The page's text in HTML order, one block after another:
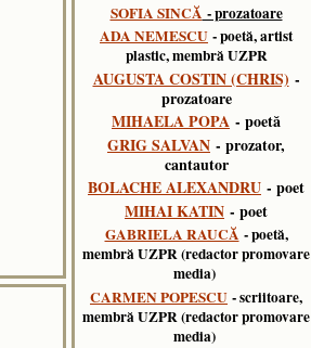
SOFIA SINCĂ - prozatoare
ADA NEMESCU - poetă, artist
plastic, membră UZPR
AUGUSTA COSTIN (CHRIS) -
prozatoare
MIHAELA POPA - poetă
GRIG SALVAN - prozator,
cantautor
BOLACHE ALEXANDRU - poet
MIHAI KATIN - poet
GABRIELA RAUCĂ - poetă,
membră UZPR (redactor promovare
media)
CARMEN POPESCU - scriitoare,
membră UZPR (redactor promovare
media)